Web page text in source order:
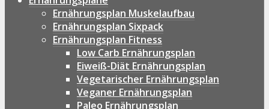
Ernährungsplan Muskelaufbau
Ernährungsplan Sixpack
Ernährungsplan Fitness
Low Carb Ernährungsplan
Eiweiß-Diät Ernährungsplan
Vegetarischer Ernährungsplan
Veganer Ernährungsplan
Paleo Ernährungsplan